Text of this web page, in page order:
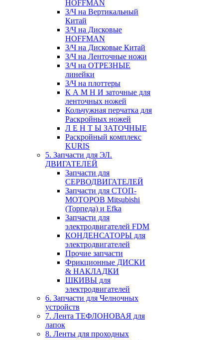
HOFFMAN
З/Ч на Вертикальный
Китай
З/Ч на Дисковые
HOFFMAN
З/Ч на Дисковые Китай
З/Ч на Ленточные ножи
З/Ч на ОТРЕЗНЫЕ
линейки
З/Ч на плоттеры
К А М Н И заточные для
ленточных ножей
Кольчужная перчатка для
Раскройных ножей
Л Е Н Т Ы ЗАТОЧНЫЕ
Раскройный комплекс
KURIS
5. Запчасти для ЭЛ.
ДВИГАТЕЛЕЙ
Запчасти для
СЕРВОДВИГАТЕЛЕЙ
Запчасти для СТОП-
МОТОРОВ Mitsubishi
(Торпеда) и Efka
Запчасти для
электродвигателей FDM
КОНДЕНСАТОРЫ для
электродвигателей
Прочие запчасти
Фрикционные ДИСКИ
& НАКЛАДКИ
ШКИВЫ для
электродвигателей
6. Запчасти для Челночных
устройств
7. Лента ТЕФЛОНОВАЯ для
лапок
8. Ленты для проходных